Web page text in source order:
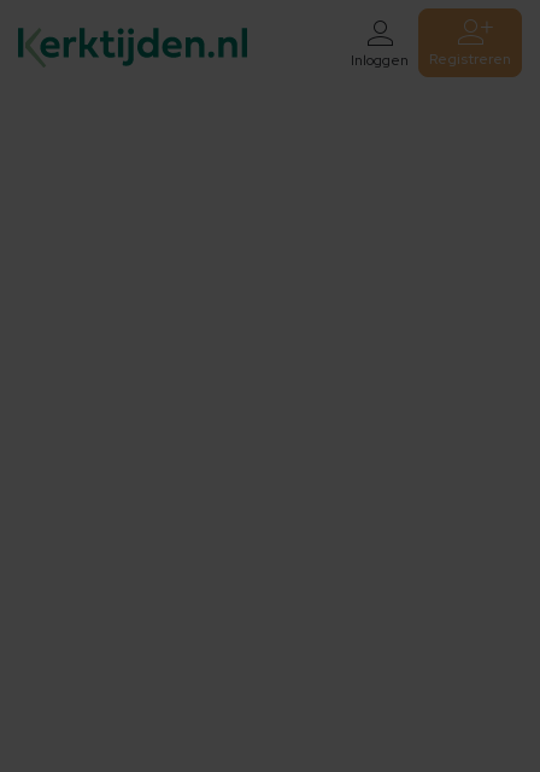
Inloggen Registreren